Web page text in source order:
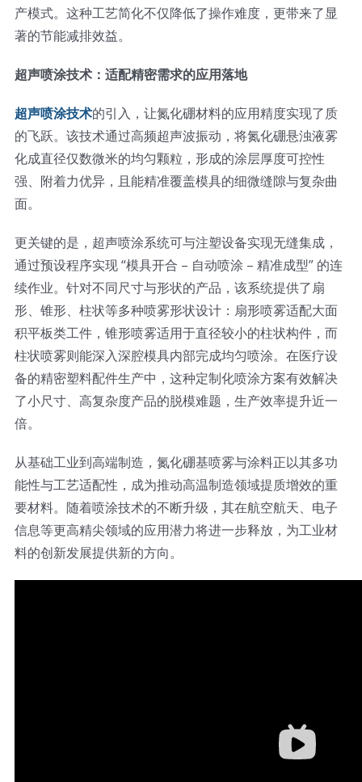
产模式。这种工艺简化不仅降低了操作难度，更带来了显
著的节能减排效益。
超声喷涂技术：适配精密需求的应用落地
超声喷涂技术的引入，让氮化硼材料的应用精度实现了质
的飞跃。该技术通过高频超声波振动，将氮化硼悬浊液雾
化成直径仅数微米的均匀颗粒，形成的涂层厚度可控性
强、附着力优异，且能精准覆盖模具的细微缝隙与复杂曲
面。
更关键的是，超声喷涂系统可与注塑设备实现无缝集成，
通过预设程序实现 “模具开合 – 自动喷涂 – 精准成型” 的连
续作业。针对不同尺寸与形状的产品，该系统提供了扇
形、锥形、柱状等多种喷雾形状设计：扇形喷雾适配大面
积平板类工件，锥形喷雾适用于直径较小的柱状构件，而
柱状喷雾则能深入深腔模具内部完成均匀喷涂。在医疗设
备的精密塑料配件生产中，这种定制化喷涂方案有效解决
了小尺寸、高复杂度产品的脱模难题，生产效率提升近一
倍。
从基础工业到高端制造，氮化硼基喷雾与涂料正以其多功
能性与工艺适配性，成为推动高温制造领域提质增效的重
要材料。随着喷涂技术的不断升级，其在航空航天、电子
信息等更高精尖领域的应用潜力将进一步释放，为工业材
料的创新发展提供新的方向。